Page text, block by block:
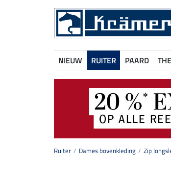
NIEUW RUITER PAARD
Ruiter Dames bovenkleding Zip